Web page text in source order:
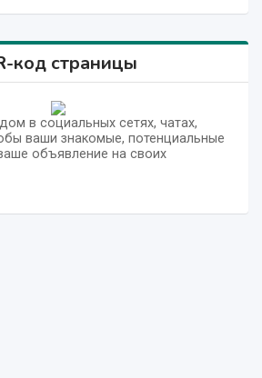
код страницы
в социальных сетях, чатах,
ваши знакомые, потенциальные
объявление на своих